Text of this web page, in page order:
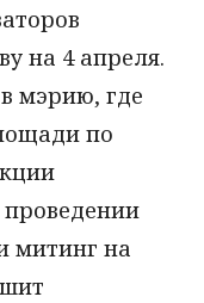
на 4 апреля.
мэрию, где
по
митинг на